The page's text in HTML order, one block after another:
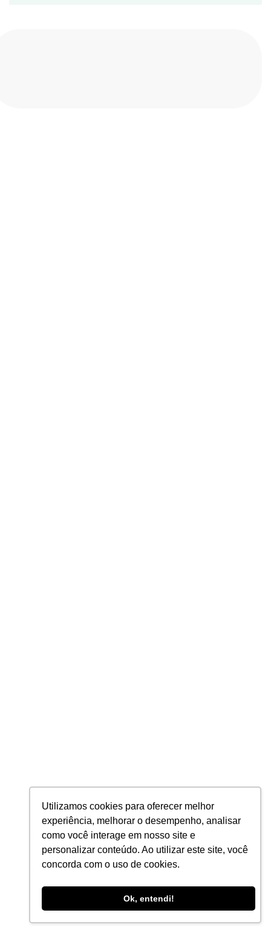
Utilizamos cookies para oferecer melhor
experiência, melhorar o desempenho, analisar
como você interage em nosso site e
personalizar conteúdo. Ao utilizar este site, você
concorda com o uso de cookies.
Ok, entendi!